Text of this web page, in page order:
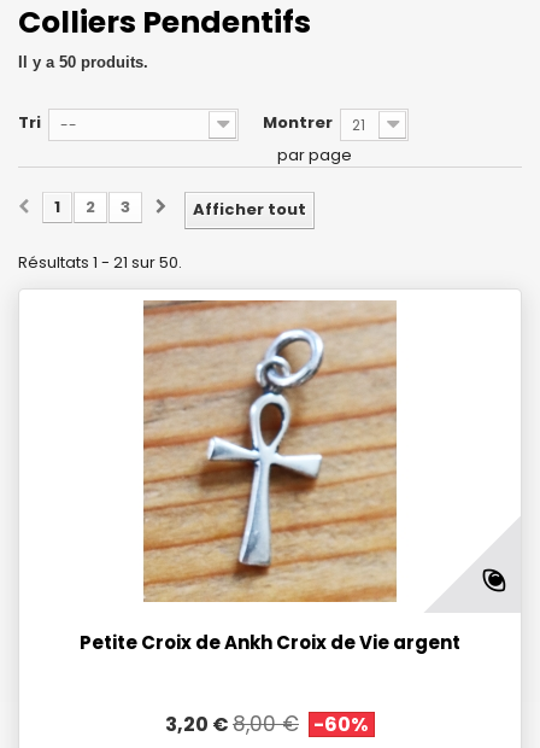
Colliers Pendentifs
Il y a 50 produits.
Tri -- Montrer 21
par page
Afficher tout
1 2 3
Résultats 1 - 21 sur 50.
Petite Croix de Ankh Croix de Vie argent
3,20 €8,00 € -60%